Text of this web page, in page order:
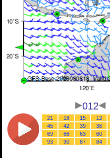
012
12
15
18
21
36
39
42
45
60
63
66
69
84
87
90
93